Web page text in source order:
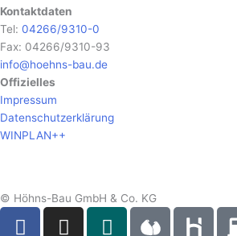
Kontaktdaten
Tel: 04266/9310-0
Fax: 04266/9310-93
info@hoehns-bau.de
Offizielles
Impressum
Datenschutzerklärung
WINPLAN++
© Höhns-Bau GmbH & Co. KG
F
I
X